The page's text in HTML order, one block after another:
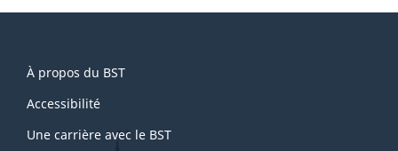
this
site
À propos du BST
Accessibilité
Une carrière avec le BST